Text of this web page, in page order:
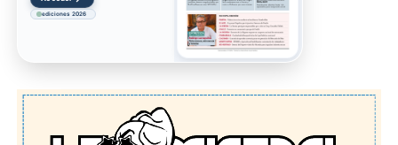
ediciones 2026